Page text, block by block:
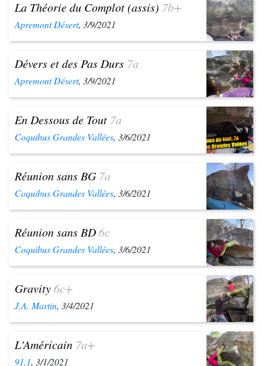
La Théorie du Complot (assis) 7b+
Apremont Désert, 3/9/2021
Dévers et des Pas Durs 7a
Apremont Désert, 3/9/2021
En Dessous de Tout 7a
Coquibus Grandes Vallées, 3/6/2021
Réunion sans BG 7a
Coquibus Grandes Vallées, 3/6/2021
Réunion sans BD6c
Coquibus Grandes Vallées, 3/6/2021
Gravity6c+
J.A. Martin, 3/4/2021
L'Américain 7a+
91.1, 3/1/2021